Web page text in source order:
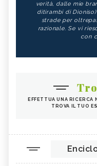
verità, dalle mie
ditirambi di
strade per
razionale. Se vi
con
EFFETTUA UNA RICERCA
TROVA IL TUO